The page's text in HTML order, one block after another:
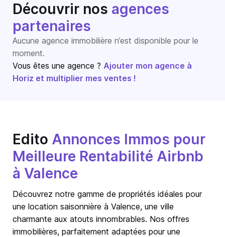
Découvrir nos agences
partenaires
Aucune agence immobilière n’est disponible pour le
moment.
Vous êtes une agence ? Ajouter mon agence à
Horiz et multiplier mes ventes !
Edito Annonces Immos pour
Meilleure Rentabilité Airbnb
à Valence
Découvrez notre gamme de propriétés idéales pour
une location saisonnière à Valence, une ville
charmante aux atouts innombrables. Nos offres
immobilières, parfaitement adaptées pour une